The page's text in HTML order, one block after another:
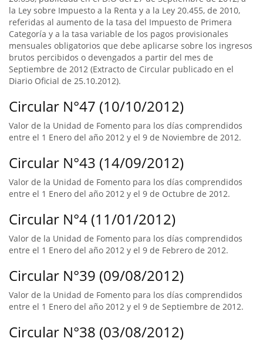
la Ley sobre Impuesto a la Renta y a la Ley 20.455, de 2010,
referidas al aumento de la tasa del Impuesto de Primera
Categoría y a la tasa variable de los pagos provisionales
mensuales obligatorios que debe aplicarse sobre los ingresos
brutos percibidos o devengados a partir del mes de
Septiembre de 2012 (Extracto de Circular publicado en el
Diario Oficial de 25.10.2012).
Circular N°47 (10/10/2012)
Valor de la Unidad de Fomento para los días comprendidos
entre el 1 Enero del año 2012 y el 9 de Noviembre de 2012.
Circular N°43 (14/09/2012)
Valor de la Unidad de Fomento para los días comprendidos
entre el 1 Enero del año 2012 y el 9 de Octubre de 2012.
Circular N°4 (11/01/2012)
Valor de la Unidad de Fomento para los días comprendidos
entre el 1 Enero del año 2012 y el 9 de Febrero de 2012.
Circular N°39 (09/08/2012)
Valor de la Unidad de Fomento para los días comprendidos
entre el 1 Enero del año 2012 y el 9 de Septiembre de 2012.
Circular N°38 (03/08/2012)